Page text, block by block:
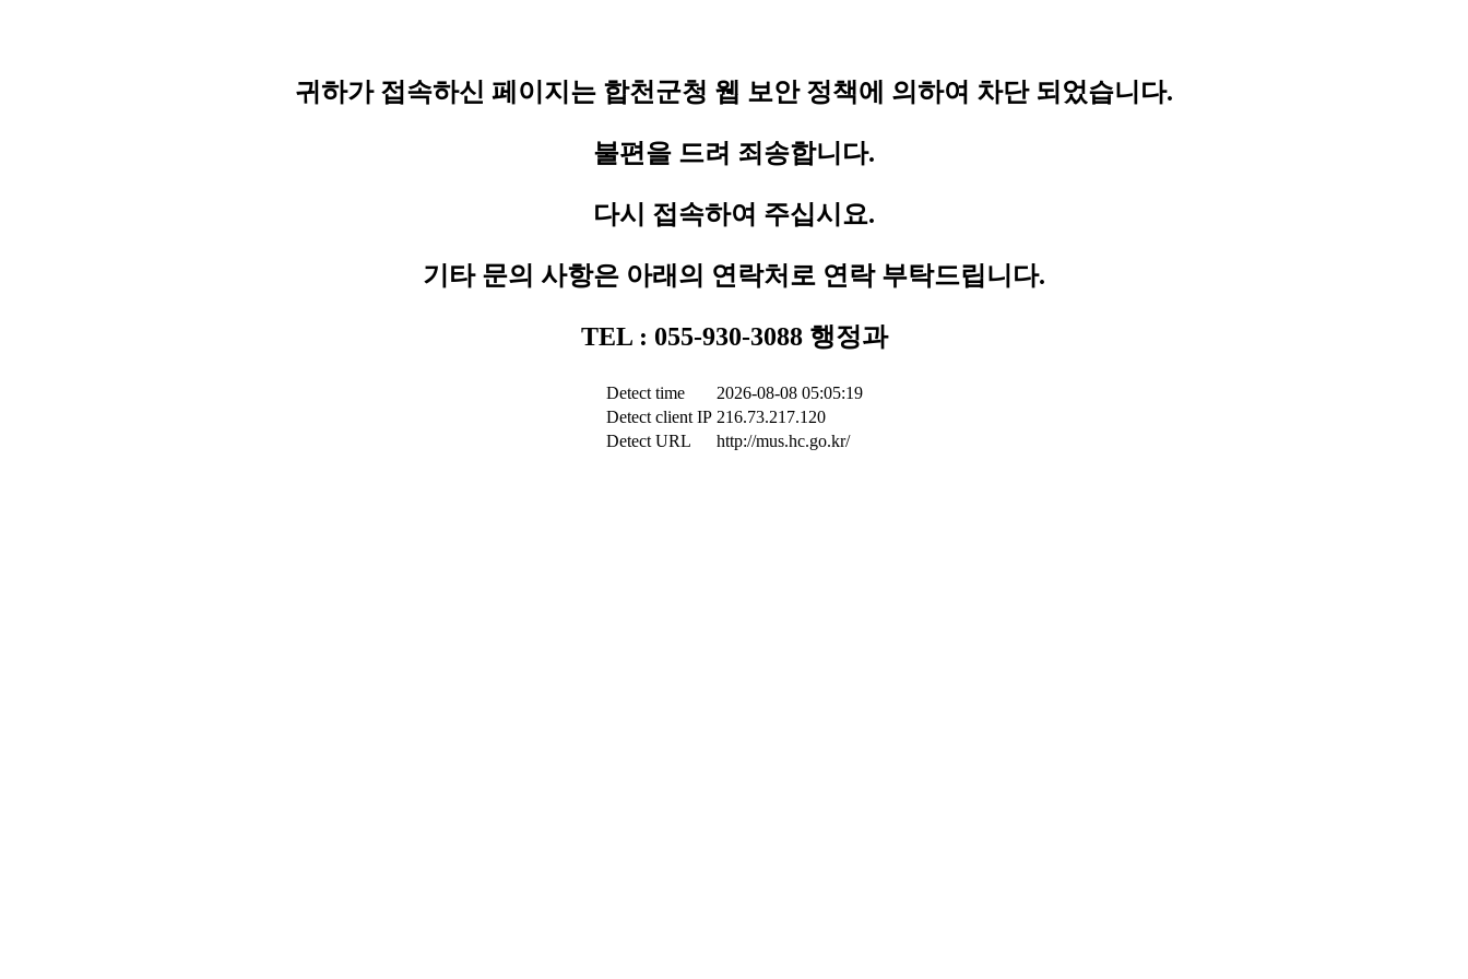
귀하가 접속하신 페이지는 합천군청 웹 보안 정책에 의하여 차단 되었습니다.
불편을 드려 죄송합니다.
다시 접속하여 주십시요.
기타 문의 사항은 아래의 연락처로 연락 부탁드립니다.
TEL : 055-930-3088 행정과
Detect time
2026-08-08 05:05:19
Detect client IP 216.73.217.120
Detect URL
http://mus.hc.go.kr/